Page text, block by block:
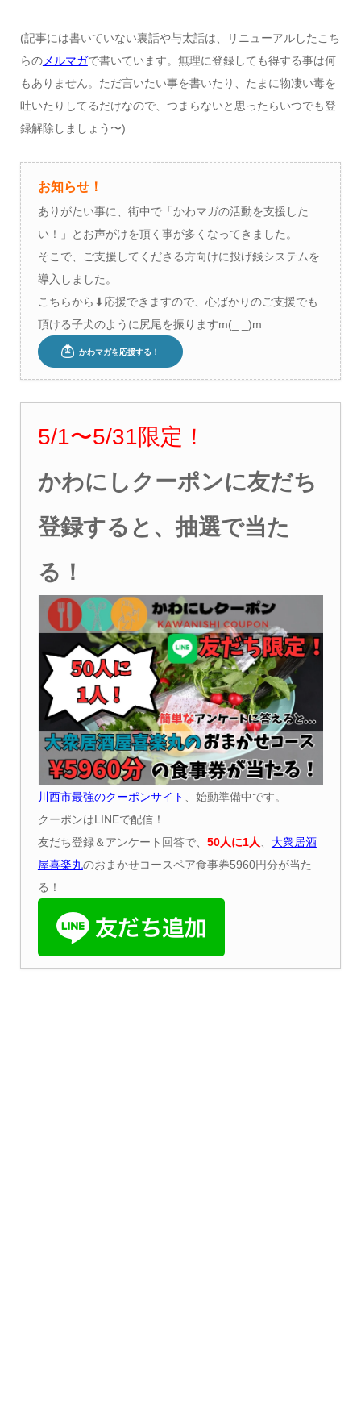
(記事には書いていない裏話や与太話は、リニューアルしたこち
らのメルマガで書いています。無理に登録しても得する事は何
もありません。ただ言いたい事を書いたり、たまに物凄い毒を
吐いたりしてるだけなので、つまらないと思ったらいつでも登
録解除しましょう〜)
お知らせ！
ありがたい事に、街中で「かわマガの活動を支援した
い！」とお声がけを頂く事が多くなってきました。
そこで、ご支援してくださる方向けに投げ銭システムを
導入しました。
こちらから⬇︎応援できますので、心ばかりのご支援でも
頂ける子犬のように尻尾を振りますm(_ _)m
5/1〜5/31限定！
かわにしクーポンに友だち
登録すると、抽選で当た
る！
川西市最強のクーポンサイト
、始動準備中です。
クーポンはLINEで配信！
友だち登録＆アンケート回答で、 50人に1人
大衆居酒
屋喜楽丸のおまかせコースペア食事券5960円分が当た
る！